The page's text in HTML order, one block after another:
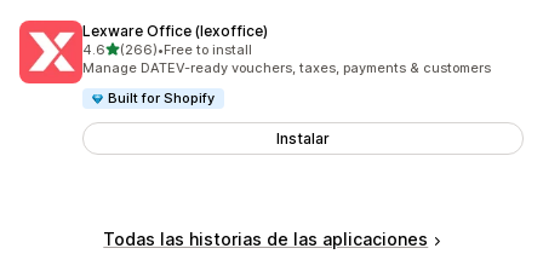
Lexware Office (lexoffice)
4.6de 5 estrellas
(266)
266 reseñas en total
•Free to install
Manage DATEV-ready vouchers, taxes, payments & customers
Built for Shopify
Instalar
Todas las historias de las aplicaciones